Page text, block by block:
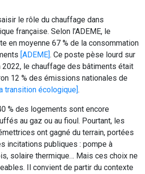
le rôle du chauffage dans
française. Selon l’ADEME, le
en moyenne 67 % de la consommation
[ADEME]. Ce poste pèse lourd sur
2022, le chauffage des bâtiments était
12 % des émissions nationales de
transition écologique].
% des logements sont encore
au gaz ou au fioul. Pourtant, les
ont gagné du terrain, portées
incitations publiques : pompe à
solaire thermique… Mais ces choix ne
Il convient de partir du contexte